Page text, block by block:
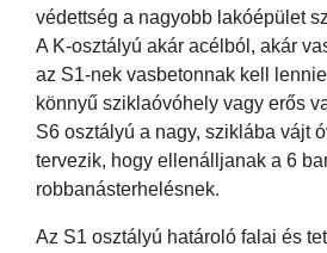
védettség a nagyobb lakóépület
A K-osztályú akár acélból, akár
az S1-nek vasbetonnak kell
könnyű sziklaóvóhely vagy erős
S6 osztályú a nagy, sziklába vájt
tervezik, hogy ellenálljanak a 6
robbanásterhelésnek.
Az S1 osztályú határoló falai és